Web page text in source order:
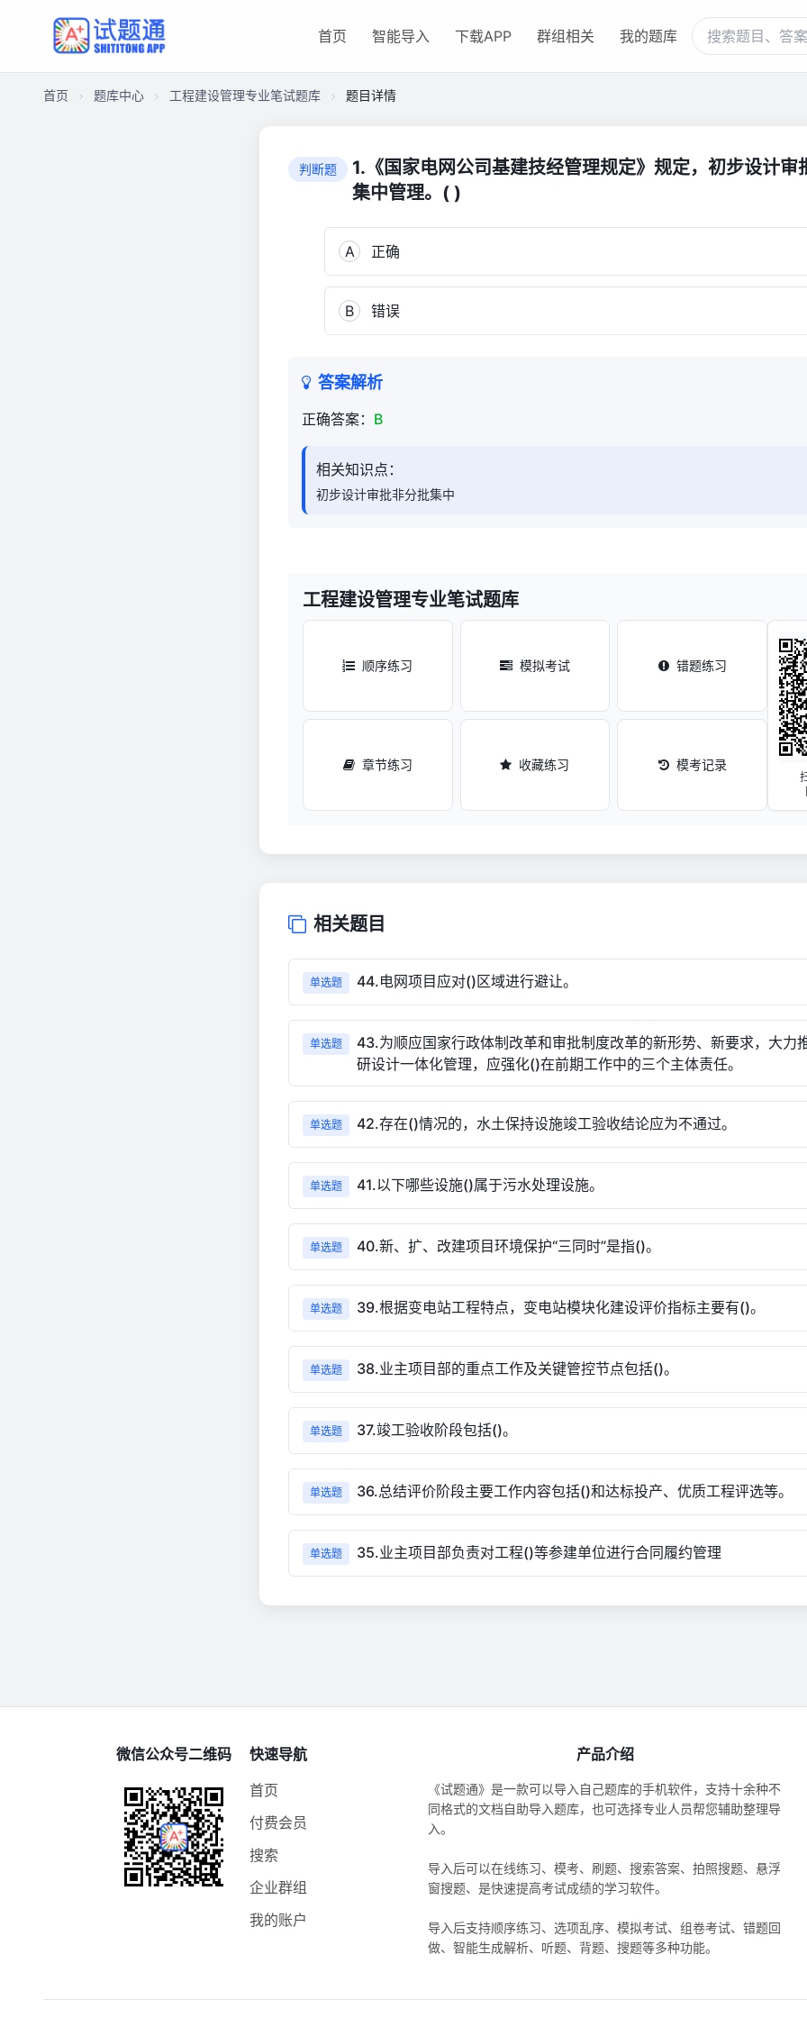
首页 智能导入 下载APP 群组相关 我的题库
首页 题库中心 工程建设管理专业笔试题库 题目详情
判断题
1.《国家电网公司基建技经管理规定》规定，初步设计审
集中管理。( )
A 正确
B 错误
答案解析
正确答案： B
相关知识点：
初步设计审批非分批集中
工程建设管理专业笔试题库
顺序练习 模拟考试 错题练习
章节练习 收藏练习 模考记录
相关题目
单选题 44.电网项目应对()区域进行避让。
单选题
43.为顺应国家行政体制改革和审批制度改革的新形势、新要求，大力
研设计一体化管理，应强化()在前期工作中的三个主体责任。
单选题 42.存在()情况的，水土保持设施竣工验收结论应为不通过。
单选题 41.以下哪些设施()属于污水处理设施。
单选题 40.新、扩、改建项目环境保护“三同时”是指()。
单选题 39.根据变电站工程特点，变电站模块化建设评价指标主要有()。
单选题 38.业主项目部的重点工作及关键管控节点包括()。
单选题 37.竣工验收阶段包括()。
单选题 36.总结评价阶段主要工作内容包括()和达标投产、优质工程评选等。
单选题 35.业主项目部负责对工程()等参建单位进行合同履约管理
微信公众号二维码
快速导航
首页
付费会员
搜索
企业群组
我的账户
产品介绍
《试题通》是一款可以导入自己题库的手机软件，支持十余种不
同格式的文档自助导入题库，也可选择专业人员帮您辅助整理导
入。
导入后可以在线练习、模考、刷题、搜索答案、拍照搜题、悬浮
窗搜题、是快速提高考试成绩的学习软件。
导入后支持顺序练习、选项乱序、模拟考试、组卷考试、错题回
做、智能生成解析、听题、背题、搜题等多种功能。